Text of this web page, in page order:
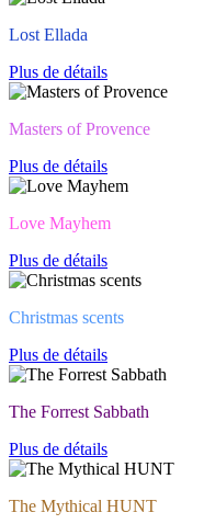
Lost Ellada
Plus de détails
Masters of Provence
Plus de détails
Love Mayhem
Plus de détails
Christmas scents
Plus de détails
The Forrest Sabbath
Plus de détails
The Mythical HUNT